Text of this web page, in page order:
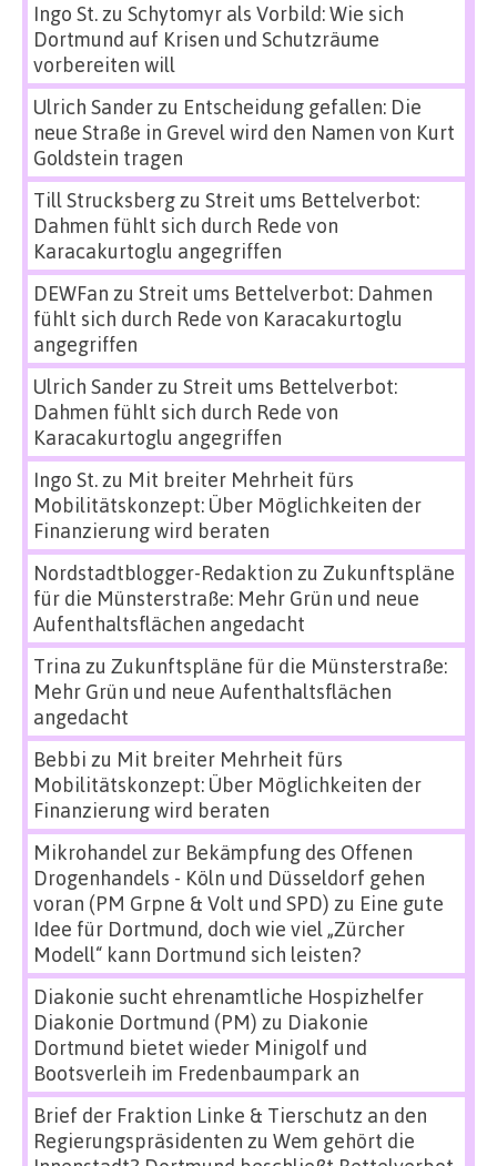
Ingo St.zu Schytomyr als Vorbild: Wie sich
Dortmund auf Krisen und Schutzräume
vorbereiten will
Ulrich Sanderzu Entscheidung gefallen: Die
neue Straße in Grevel wird den Namen von Kurt
Goldstein tragen
Till Strucksbergzu Streit ums Bettelverbot:
Dahmen fühlt sich durch Rede von
Karacakurtoglu angegriffen
DEWFan zu Streit ums Bettelverbot: Dahmen
fühlt sich durch Rede von Karacakurtoglu
angegriffen
Ulrich Sanderzu Streit ums Bettelverbot:
Dahmen fühlt sich durch Rede von
Karacakurtoglu angegriffen
Ingo St.zu Mit breiter Mehrheit fürs
Mobilitätskonzept: Über Möglichkeiten der
Finanzierung wird beraten
Nordstadtblogger-Redaktion zu Zukunftspläne
für die Münsterstraße: Mehr Grün und neue
Aufenthaltsflächen angedacht
Trina zu Zukunftspläne für die Münsterstraße:
Mehr Grün und neue Aufenthaltsflächen
angedacht
Bebbi zu Mit breiter Mehrheit fürs
Mobilitätskonzept: Über Möglichkeiten der
Finanzierung wird beraten
Mikrohandel zur Bekämpfung des Offenen
Drogenhandels - Köln und Düsseldorf gehen
voran (PM Grpne & Volt und SPD) zu Eine gute
Idee für Dortmund, doch wie viel „Zürcher
Modell“ kann Dortmund sich leisten?
Diakonie sucht ehrenamtliche Hospizhelfer
Diakonie Dortmund (PM) zu Diakonie
Dortmund bietet wieder Minigolf und
Bootsverleih im Fredenbaumpark an
Brief der Fraktion Linke & Tierschutz an den
Regierungspräsidenten zu Wem gehört die